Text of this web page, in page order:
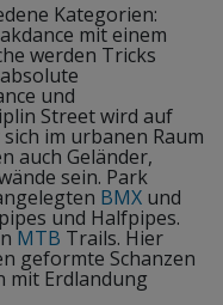
Kategorien:
mit einem
werden Tricks
und
Street wird auf
im urbanen Raum
auch Geländer,
sein. Park
BMX und
und Halfpipes.
MTB Trails. Hier
geformte Schanzen
mit Erdlandung